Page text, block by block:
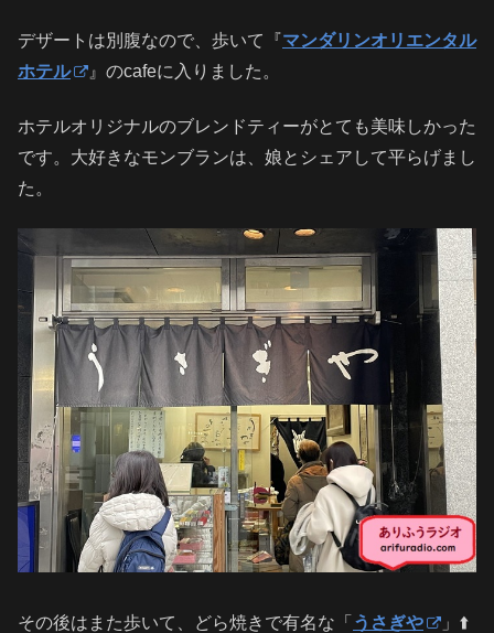
デザートは別腹なので、歩いて『マンダリンオリエンタル
ホテル
』のcafeに入りました。
ホテルオリジナルのブレンドティーがとても美味しかった
です。大好きなモンブランは、娘とシェアして平らげまし
た。
その後はまた歩いて、どら焼きで有名な「 うさぎや
」⬆️